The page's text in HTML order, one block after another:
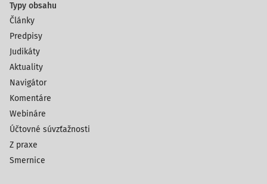
Typy obsahu
Články
Predpisy
Judikáty
Aktuality
Navigátor
Komentáre
Webináre
Účtovné súvzťažnosti
Z praxe
Smernice